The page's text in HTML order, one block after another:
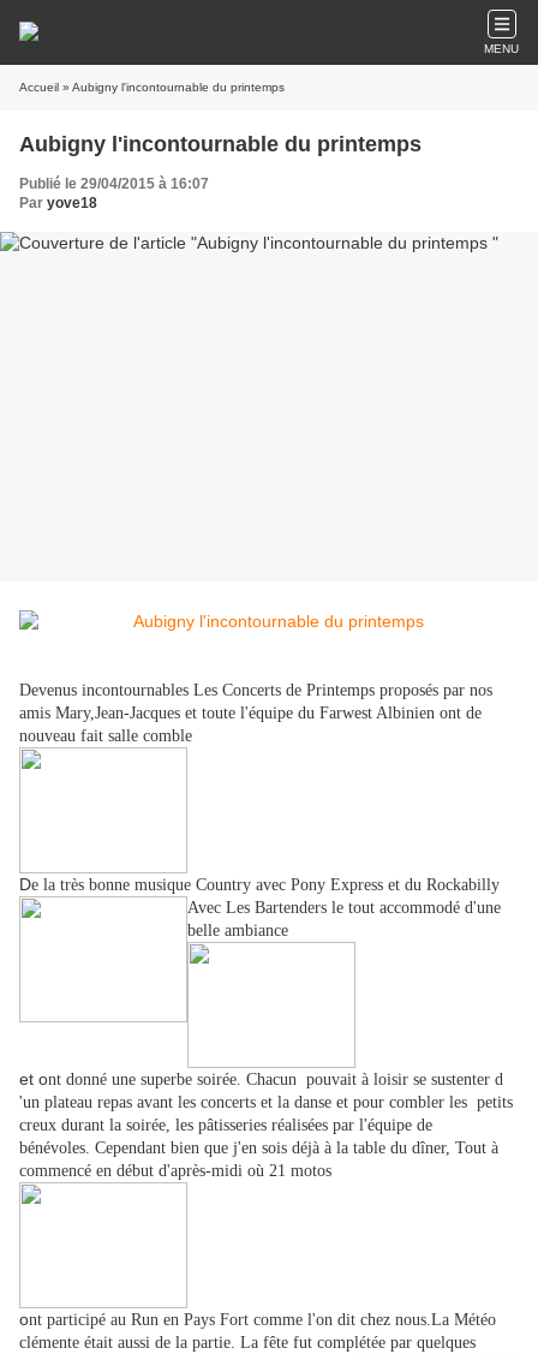
MENU
Accueil » Aubigny l'incontournable du printemps
Aubigny l'incontournable du printemps
Publié le 29/04/2015 à 16:07
Par yove18
Devenus incontournables Les Concerts de Printemps proposés par nos
amis Mary,Jean-Jacques et toute l'équipe du Farwest Albinien ont de
nouveau fait salle comble
De la très bonne musique Country avec Pony Express et du Rockabilly
Avec Les Bartenders le tout accommodé d'une
belle ambiance
et ont donné une superbe soirée. Chacun pouvait à loisir se sustenter d
'un plateau repas avant les concerts et la danse et pour combler les petits
creux durant la soirée, les pâtisseries réalisées par l'équipe de
bénévoles. Cependant bien que j'en sois déjà à la table du dîner, Tout à
commencé en début d'après-midi où 21 motos
ont participé au Run en Pays Fort comme l'on dit chez nous.La Météo
clémente était aussi de la partie. La fête fut complétée par quelques